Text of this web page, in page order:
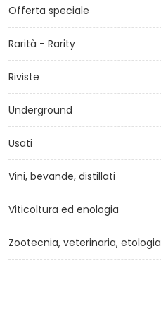
Offerta speciale
Rarità - Rarity
Riviste
Underground
Usati
Vini, bevande, distillati
Viticoltura ed enologia
Zootecnia, veterinaria, etologia